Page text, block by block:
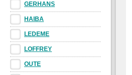
GERHANS
HAIBA
LEDEME
LOFFREY
OUTE